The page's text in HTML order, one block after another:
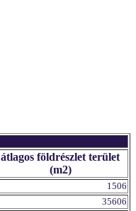
átlagos földrészlet terület
(m2)
1506
35606